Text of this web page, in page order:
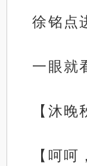
徐铭点
一眼就
【沐
【呵